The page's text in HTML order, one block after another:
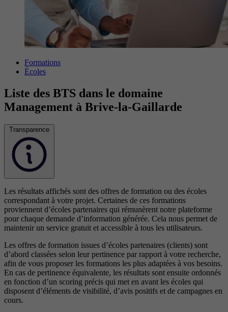
Formations
Écoles
Liste des BTS dans le domaine
Management à Brive-la-Gaillarde
Transparence
Les résultats affichés sont des offres de formation ou des écoles
correspondant à votre projet. Certaines de ces formations
proviennent d’écoles partenaires qui rémunèrent notre plateforme
pour chaque demande d’information générée. Cela nous permet de
maintenir un service gratuit et accessible à tous les utilisateurs.
Les offres de formation issues d’écoles partenaires (clients) sont
d’abord classées selon leur pertinence par rapport à votre recherche,
afin de vous proposer les formations les plus adaptées à vos besoins.
En cas de pertinence équivalente, les résultats sont ensuite ordonnés
en fonction d’un scoring précis qui met en avant les écoles qui
disposent d’éléments de visibilité, d’avis positifs et de campagnes en
cours.